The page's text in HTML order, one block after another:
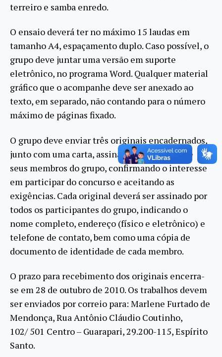
terreiro e samba enredo.
O ensaio deverá ter no máximo 15 laudas em
tamanho A4, espaçamento duplo. Caso possível, o
grupo deve juntar uma versão em suporte
eletrônico, no programa Word. Qualquer material
gráfico que o acompanhe deve ser anexado ao
texto, em separado, não contando para o número
máximo de páginas fixado.
O grupo deve enviar três originais encadernados,
junto com uma carta, assinada por cada um de
seus membros do grupo, confirmando o interesse
em participar do concurso e aceitando as
exigências. Cada original deverá ser assinado por
todos os participantes do grupo, indicando o
nome completo, endereço (físico e eletrônico) e
telefone de contato, bem como uma cópia de
documento de identidade de cada membro.
O prazo para recebimento dos originais encerra-
se em 28 de outubro de 2010. Os trabalhos devem
ser enviados por correio para: Marlene Furtado de
Mendonça, Rua Antônio Cláudio Coutinho,
102/ 501 Centro – Guarapari, 29.200-115, Espírito
Santo.